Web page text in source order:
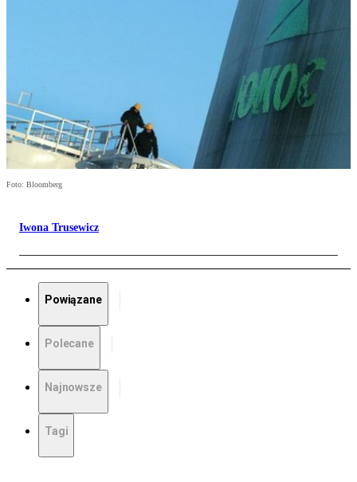
Foto: Bloomberg
Iwona Trusewicz
Powiązane
Polecane
Najnowsze
Tagi